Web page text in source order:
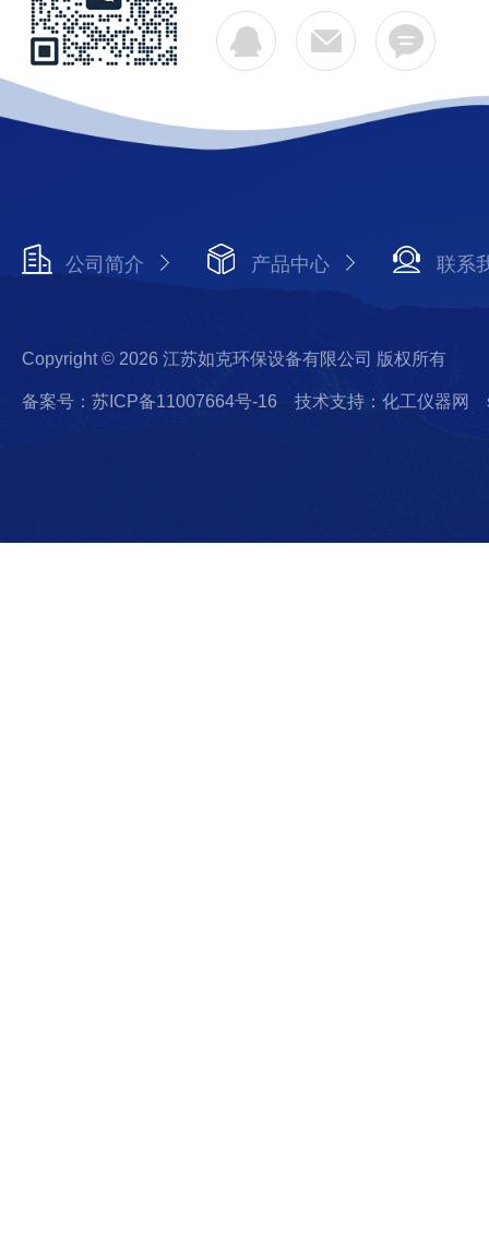
公司简介 产品中心 联系
Copyright © 2026 江苏如克环保设备有限公司 版权所有
备案号：苏ICP备11007664号-16 技术支持：化工仪器网